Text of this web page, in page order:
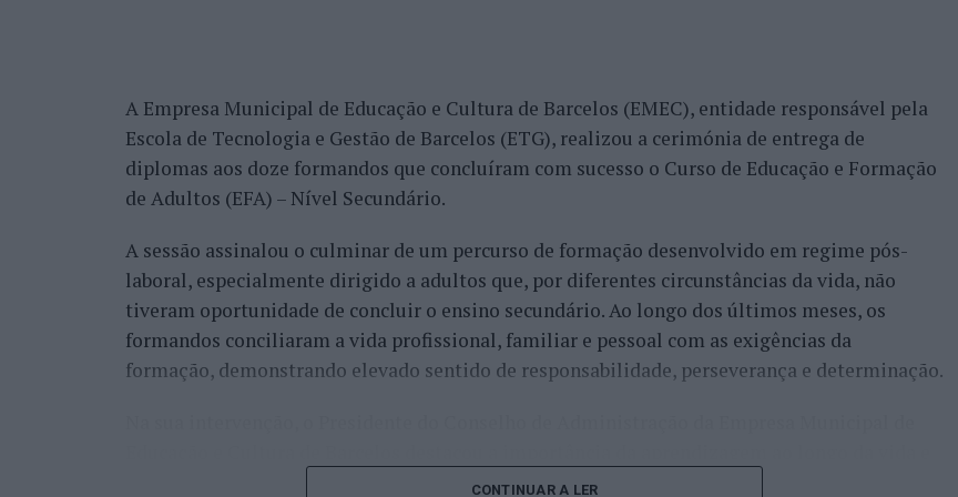
PIIC-me – projeto que desenvolve percursos personalizados para jovens com deficiência,
promovendo a sua autonomia, inclusão social e participação na comunidade.
um júri constituído por mais de 1.000 cidadãos europeus, que avalia os projetos com base em
dois critérios principais: inovação e impacto. Os dez projetos mais bem classificados em
cada uma das oito categorias passam à final, num total de 80 finalistas.
A edição de 2026 dos “Innovation in Politics Awards” contará com a Conferência de
categoria, estando prevista a presença de mais de 500 participantes.
A Empresa Municipal de Educação e Cultura de Barcelos (EMEC), entidade responsável pela
Escola de Tecnologia e Gestão de Barcelos (ETG), realizou a cerimónia de entrega de
diplomas aos doze formandos que concluíram com sucesso o Curso de Educação e Formação
de Adultos (EFA) – Nível Secundário.
A sessão assinalou o culminar de um percurso de formação desenvolvido em regime pós-
laboral, especialmente dirigido a adultos que, por diferentes circunstâncias da vida, não
tiveram oportunidade de concluir o ensino secundário. Ao longo dos últimos meses, os
formandos conciliaram a vida profissional, familiar e pessoal com as exigências da
formação, demonstrando elevado sentido de responsabilidade, perseverança e determinação.
do investimento na qualificação das pessoas, sublinhando que “a educação é um dos mais
CONTINUAR A LER